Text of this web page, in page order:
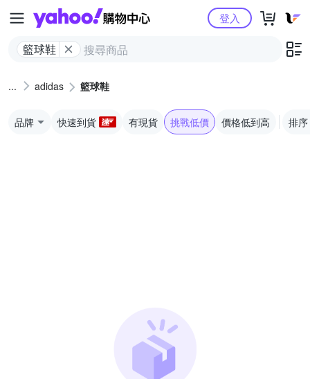
Yahoo購物中心
籃球鞋
登入
adidas 籃球鞋
品牌 快速到貨 有現貨 挑戰低價 價格低到高 排序